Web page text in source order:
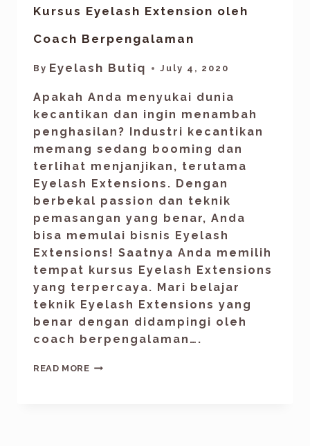
Kursus Eyelash Extension oleh
Coach Berpengalaman
By Eyelash Butiq July 4, 2020
Apakah Anda menyukai dunia
kecantikan dan ingin menambah
penghasilan? Industri kecantikan
memang sedang booming dan
terlihat menjanjikan, terutama
Eyelash Extensions. Dengan
berbekal passion dan teknik
pemasangan yang benar, Anda
bisa memulai bisnis Eyelash
Extensions! Saatnya Anda memilih
tempat kursus Eyelash Extensions
yang terpercaya. Mari belajar
teknik Eyelash Extensions yang
benar dengan didampingi oleh
coach berpengalaman….
READ MORE